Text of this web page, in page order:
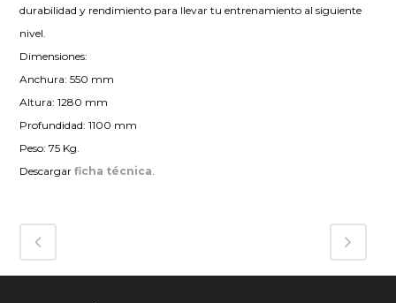
durabilidad y rendimiento para llevar tu entrenamiento al siguiente
nivel.
Dimensiones:
Anchura: 550 mm
Altura: 1280 mm
Profundidad: 1100 mm
Peso: 75 Kg.
Descargarficha técnica.